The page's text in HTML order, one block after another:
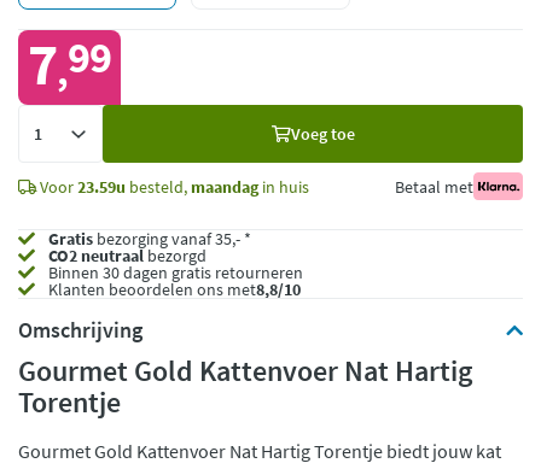
7,99
Voeg toe
Voor23.59u besteld, maandagin huis Betaal met
Gratis bezorging vanaf 35,- *
CO2 neutraalbezorgd
Binnen 30 dagen gratis retourneren
Klanten beoordelen ons met8,8/10
Omschrijving
Gourmet Gold Kattenvoer Nat Hartig
Torentje
Gourmet Gold Kattenvoer Nat Hartig Torentje biedt jouw kat